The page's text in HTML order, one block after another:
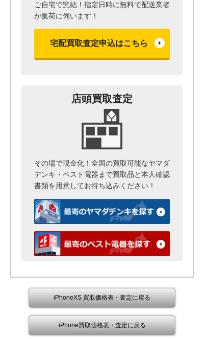
ご自宅で完結！指定日時に無料で配送業者
が集荷に伺います！
宅配買取査定申込はこちら
店頭買取査定
その場で現金化！全国の買取可能なヤマダ
デンキ・ベスト電器まで買取品と本人確認
書類を用意してお持ち込みください！
iPhoneXS 買取価格表・査定に戻る
iPhone買取価格表・査定に戻る